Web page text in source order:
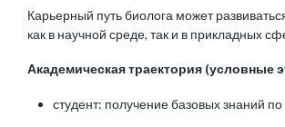
Карьерный путь биолога может
как в научной среде, так и в прикладных
Академическая траектория (условные
студент: получение базовых знаний